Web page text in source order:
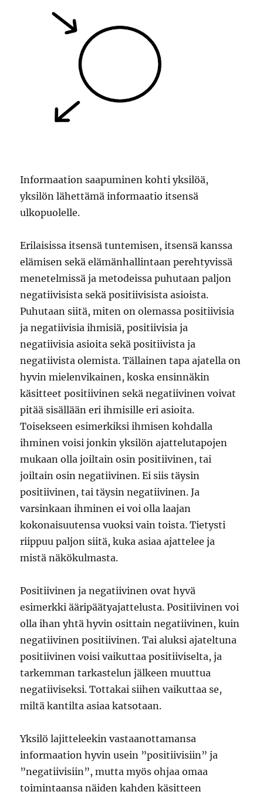
Informaation saapuminen kohti yksilöä,
yksilön lähettämä informaatio itsensä
ulkopuolelle.
Erilaisissa itsensä tuntemisen, itsensä kanssa
elämisen sekä elämänhallintaan perehtyvissä
menetelmissä ja metodeissa puhutaan paljon
negatiivisista sekä positiivisista asioista.
Puhutaan siitä, miten on olemassa positiivisia
ja negatiivisia ihmisiä, positiivisia ja
negatiivisia asioita sekä positiivista ja
negatiivista olemista. Tällainen tapa ajatella on
hyvin mielenvikainen, koska ensinnäkin
käsitteet positiivinen sekä negatiivinen voivat
pitää sisällään eri ihmisille eri asioita.
Toisekseen esimerkiksi ihmisen kohdalla
ihminen voisi jonkin yksilön ajattelutapojen
mukaan olla joiltain osin positiivinen, tai
joiltain osin negatiivinen. Ei siis täysin
positiivinen, tai täysin negatiivinen. Ja
varsinkaan ihminen ei voi olla laajan
kokonaisuutensa vuoksi vain toista. Tietysti
riippuu paljon siitä, kuka asiaa ajattelee ja
mistä näkökulmasta.
Positiivinen ja negatiivinen ovat hyvä
esimerkki ääripäätyajattelusta. Positiivinen voi
olla ihan yhtä hyvin osittain negatiivinen, kuin
negatiivinen positiivinen. Tai aluksi ajateltuna
positiivinen voisi vaikuttaa positiiviselta, ja
tarkemman tarkastelun jälkeen muuttua
negatiiviseksi. Tottakai siihen vaikuttaa se,
miltä kantilta asiaa katsotaan.
Yksilö lajitteleekin vastaanottamansa
informaation hyvin usein ”positiivisiin” ja
”negatiivisiin”, mutta myös ohjaa omaa
toimintaansa näiden kahden käsitteen